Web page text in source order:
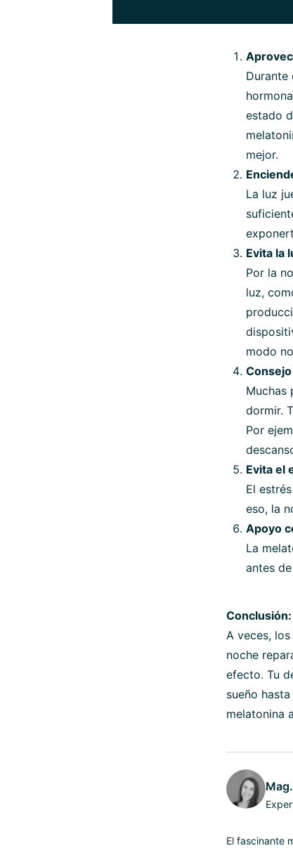
Durante
estado
mejor.
La luz
Evita la
Por la
luz,
modo
Muchas
dormir.
Por
Evita el
El
eso, la
Apoyo
La
antes
Conclusión:
A veces,
noche
efecto. Tu
sueño
melatonina
El fascinante